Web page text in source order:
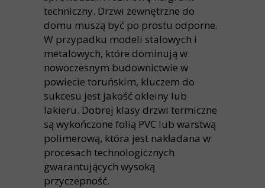
techniczny. Drzwi zewnętrzne do
domu muszą być po prostu odporne.
W przypadku modeli stalowych i
metalowych, które dominują w
nowoczesnym budownictwie w
powiecie toruńskim, kluczem do
sukcesu jest jakość okleiny lub
lakieru. Dobrej klasy drzwi termiczne
są wykończone folią PVC lub warstwą
polimerową, która jest nakładana w
procesach technologicznych
gwarantujących wysoką
przyczepność.